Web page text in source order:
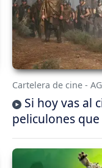
Cartelera de cine -
Si hoy vas al
peliculones